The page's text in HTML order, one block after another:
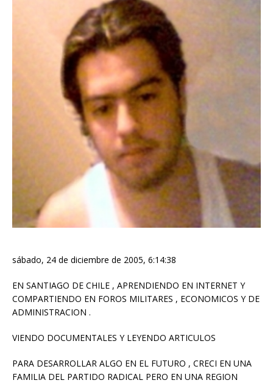
sábado, ‎24 ‎de ‎diciembre ‎de ‎2005, ‏‎6:14:38
EN SANTIAGO DE CHILE , APRENDIENDO EN INTERNET Y
COMPARTIENDO EN FOROS MILITARES , ECONOMICOS Y DE
ADMINISTRACION .
VIENDO DOCUMENTALES Y LEYENDO ARTICULOS
PARA DESARROLLAR ALGO EN EL FUTURO , CRECI EN UNA
FAMILIA DEL PARTIDO RADICAL PERO EN UNA REGION